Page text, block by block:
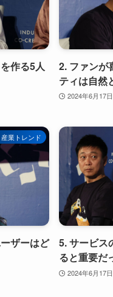
作る5人
2. ファンが
ティは自然
2024年6月17日
産業トレンド
ザーはど
5. サービス
ると重要だ
2024年6月17日